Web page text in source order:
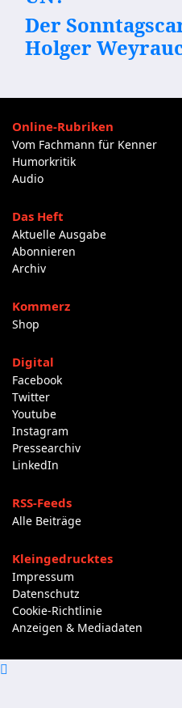
Der
Holger
Online-Rubriken
Vom Fachmann für Kenner
Humorkritik
Audio
Das Heft
Aktuelle Ausgabe
Abonnieren
Archiv
Kommerz
Shop
Digital
Facebook
Twitter
Youtube
Instagram
Pressearchiv
LinkedIn
RSS-Feeds
Alle Beiträge
Kleingedrucktes
Impressum
Datenschutz
Cookie-Richtlinie
Anzeigen & Mediadaten